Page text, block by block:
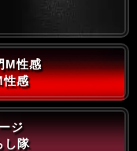
M性感
性感
ジ
し隊